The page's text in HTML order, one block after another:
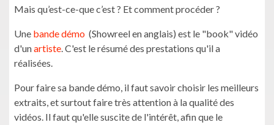
Mais qu’est-ce-que c’est ? Et comment procéder ?
Une bande démo (Showreel en anglais) est le "book" vidéo
d'unartiste. C'est le résumé des prestations qu'il a
réalisées.
Pour faire sa bande démo, il faut savoir choisir les meilleurs
extraits, et surtout faire très attention à la qualité des
vidéos. Il faut qu'elle suscite de l'intérêt, afin que le